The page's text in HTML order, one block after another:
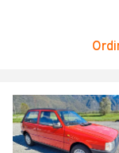
08:30 - 13:00
08:30 - 13:00
Venerdì
08:30 - 13:00 /